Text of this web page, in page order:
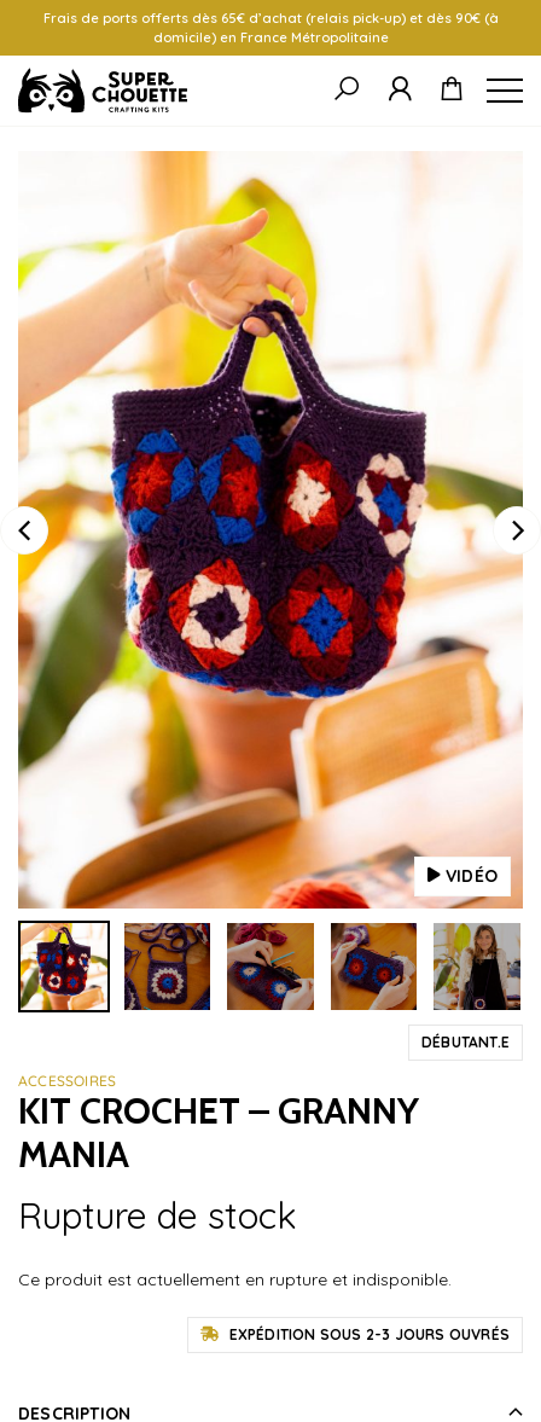
Frais de ports offerts dès 65€ d’achat (relais pick-up) et dès 90€ (à
domicile) en France Métropolitaine
VIDÉO
DÉBUTANT.E
ACCESSOIRES
KIT CROCHET – GRANNY
MANIA
Rupture de stock
Ce produit est actuellement en rupture et indisponible.
EXPÉDITION SOUS 2-3 JOURS OUVRÉS
DESCRIPTION